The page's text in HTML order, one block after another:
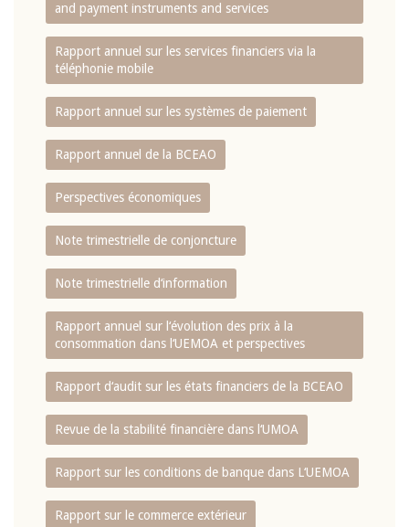
and payment instruments and services
Rapport annuel sur les services financiers via la
téléphonie mobile
Rapport annuel sur les systèmes de paiement
Rapport annuel de la BCEAO
Perspectives économiques
Note trimestrielle de conjoncture
Note trimestrielle d‘information
Rapport annuel sur l‘évolution des prix à la
consommation dans l‘UEMOA et perspectives
Rapport d‘audit sur les états financiers de la BCEAO
Revue de la stabilité financière dans l‘UMOA
Rapport sur les conditions de banque dans L‘UEMOA
Rapport sur le commerce extérieur